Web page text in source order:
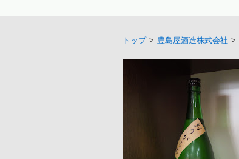
トップ > 豊島屋酒造株式会社 >